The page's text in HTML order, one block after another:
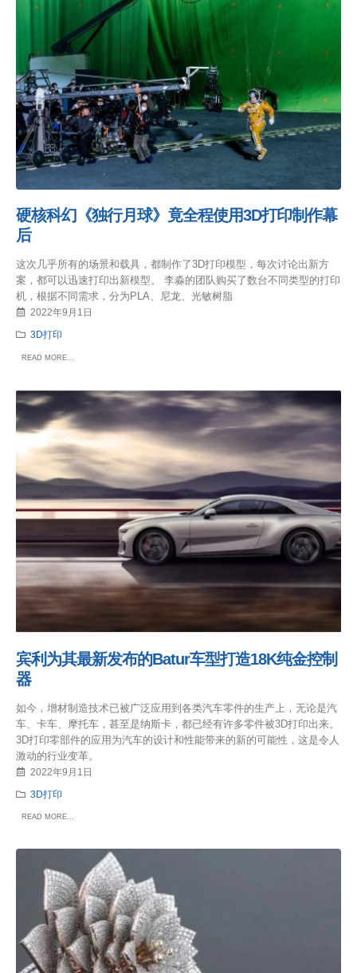
硬核科幻《独行月球》竟全程使用3D打印制作幕
后
这次几乎所有的场景和载具，都制作了3D打印模型，每次讨论出新方
案，都可以迅速打印出新模型。 李淼的团队购买了数台不同类型的打印
机，根据不同需求，分为PLA、尼龙、光敏树脂
2022年9月1日
3D打印
READ MORE...
宾利为其最新发布的Batur车型打造18K纯金控制
器
如今，增材制造技术已被广泛应用到各类汽车零件的生产上，无论是汽
车、卡车、摩托车，甚至是纳斯卡，都已经有许多零件被3D打印出来。
3D打印零部件的应用为汽车的设计和性能带来的新的可能性，这是令人
激动的行业变革。
2022年9月1日
3D打印
READ MORE...